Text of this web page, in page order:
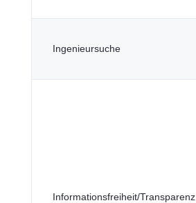
Ingenieursuche
Informationsfreiheit/Transparenz